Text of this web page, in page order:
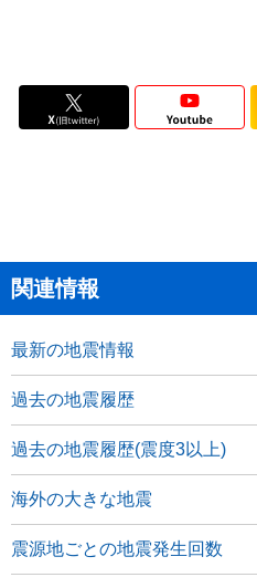
関連情報
最新の地震情報
過去の地震履歴
過去の地震履歴(震度3以上)
海外の大きな地震
震源地ごとの地震発生回数